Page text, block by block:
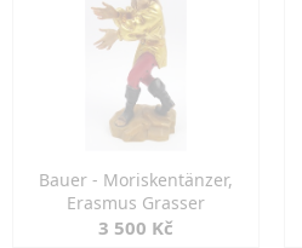
Bauer - Moriskentänzer,
Erasmus Grasser
3 500 Kč